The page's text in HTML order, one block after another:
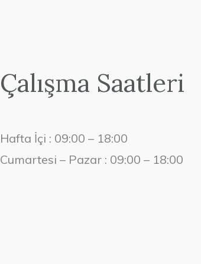
Çalışma Saatleri
Hafta İçi : 09:00 – 18:00
Cumartesi – Pazar : 09:00 – 18:00